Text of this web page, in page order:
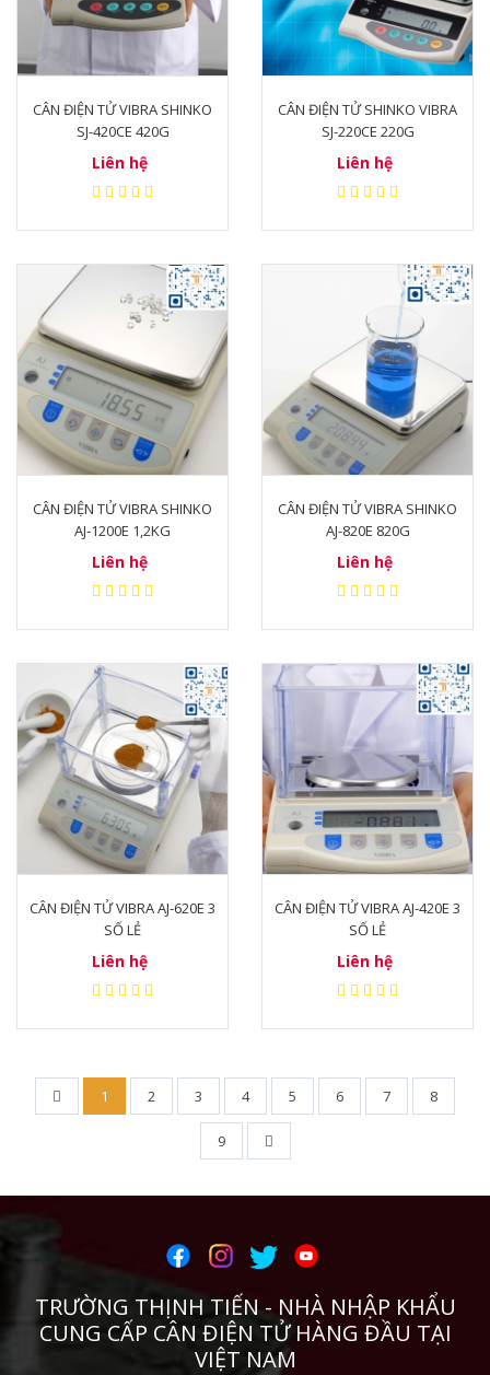
CÂN ĐIỆN TỬ VIBRA SHINKO
SJ-420CE 420G
Liên hệ
CÂN ĐIỆN TỬ SHINKO VIBRA
SJ-220CE 220G
Liên hệ
CÂN ĐIỆN TỬ VIBRA SHINKO
AJ-1200E 1,2KG
Liên hệ
CÂN ĐIỆN TỬ VIBRA SHINKO
AJ-820E 820G
Liên hệ
CÂN ĐIỆN TỬ VIBRA AJ-620E 3
SỐ LẺ
Liên hệ
CÂN ĐIỆN TỬ VIBRA AJ-420E 3
SỐ LẺ
Liên hệ
1 2 3 4 5 6 7 8
9
TRƯỜNG THỊNH TIẾN - NHÀ NHẬP KHẨU
CUNG CẤP CÂN ĐIỆN TỬ HÀNG ĐẦU TẠI
VIỆT NAM